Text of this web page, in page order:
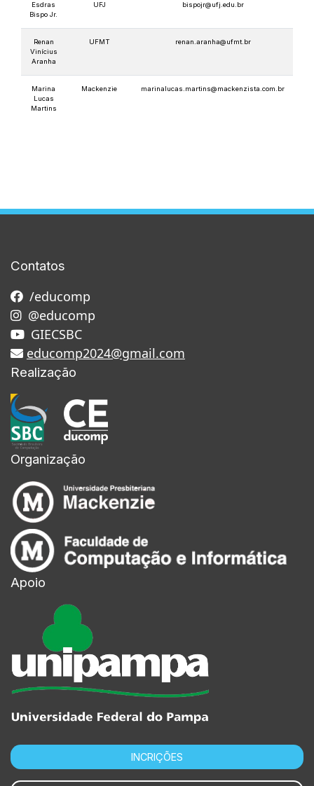
Esdras
Bispo Jr.
UFJ bispojr@ufj.edu.br
Renan
Vinícius
Aranha
UFMT renan.aranha@ufmt.br
Marina
Lucas
Martins
Mackenzie marinalucas.martins@mackenzista.com.br
Contatos
/educomp
@educomp
GIECSBC
educomp2024@gmail.com
Realização
Organização
Apoio
INCRIÇÕES